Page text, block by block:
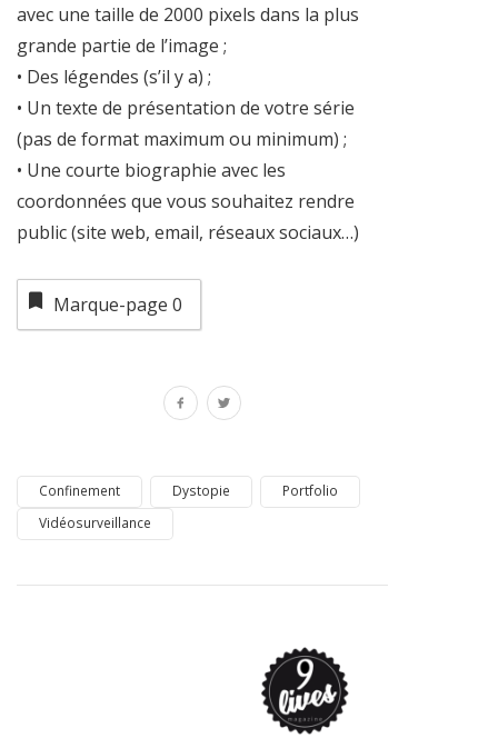
avec une taille de 2000 pixels dans la plus
grande partie de l’image ;
• Des légendes (s’il y a) ;
• Un texte de présentation de votre série
(pas de format maximum ou minimum) ;
• Une courte biographie avec les
coordonnées que vous souhaitez rendre
public (site web, email, réseaux sociaux…)
Marque-page 0
Confinement Dystopie
Portfolio
Vidéosurveillance